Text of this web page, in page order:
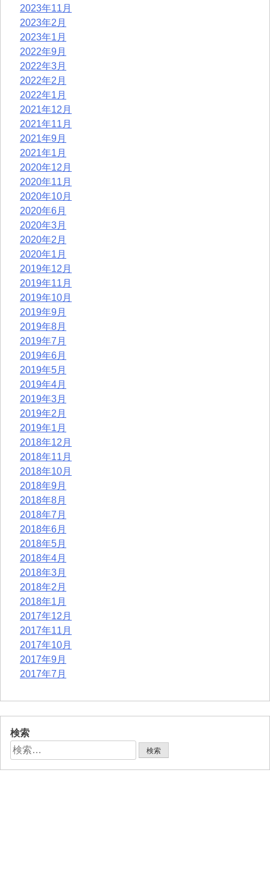
2023年11月
2023年2月
2023年1月
2022年9月
2022年3月
2022年2月
2022年1月
2021年12月
2021年11月
2021年9月
2021年1月
2020年12月
2020年11月
2020年10月
2020年6月
2020年3月
2020年2月
2020年1月
2019年12月
2019年11月
2019年10月
2019年9月
2019年8月
2019年7月
2019年6月
2019年5月
2019年4月
2019年3月
2019年2月
2019年1月
2018年12月
2018年11月
2018年10月
2018年9月
2018年8月
2018年7月
2018年6月
2018年5月
2018年4月
2018年3月
2018年2月
2018年1月
2017年12月
2017年11月
2017年10月
2017年9月
2017年7月
検索
検
索: